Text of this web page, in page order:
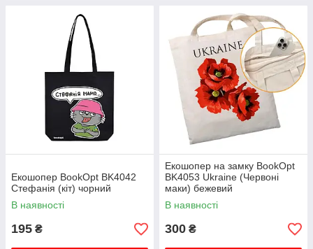
Екошопер BookOpt BK4042
Стефанія (кіт) чорний
В наявності
195 ₴
Екошопер на замку BookOpt
BK4053 Ukraine (Червоні
маки) бежевий
В наявності
300 ₴